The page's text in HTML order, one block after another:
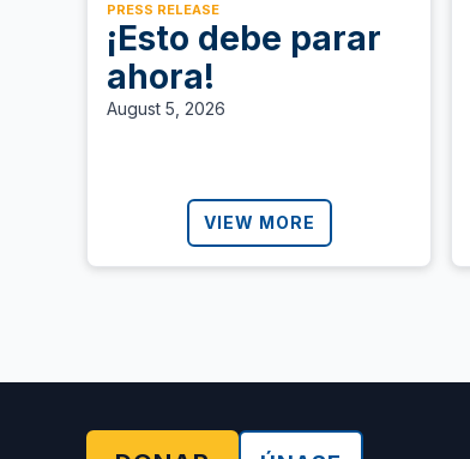
PRESS RELEASE
¡Esto debe parar
ahora!
August 5, 2026
VIEW MORE